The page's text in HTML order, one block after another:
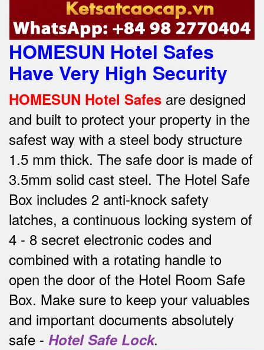
HOMESUN Hotel Safes
Have Very High Security
HOMESUN Hotel Safes are designed
and built to protect your property in the
safest way with a steel body structure
1.5 mm thick. The safe door is made of
3.5mm solid cast steel. The Hotel Safe
Box includes 2 anti-knock safety
latches, a continuous locking system of
4 - 8 secret electronic codes and
combined with a rotating handle to
open the door of the Hotel Room Safe
Box. Make sure to keep your valuables
and important documents absolutely
safe - Hotel Safe Lock.